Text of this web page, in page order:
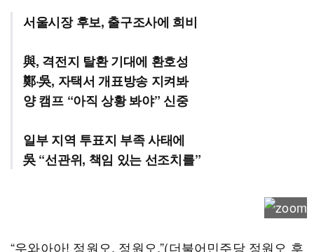
서울시장 후보, 출구조사에 희비
與, 격전지 탈환 기대에 환호성
鄭·吳, 자택서 개표방송 지켜봐
양 캠프 “아직 상황 봐야” 신중
일부 지역 투표지 부족 사태에
吳 “선관위, 책임 있는 선조치를”
“우와아아! 정원오. 정원오.”(더불어민주당 정원오 후